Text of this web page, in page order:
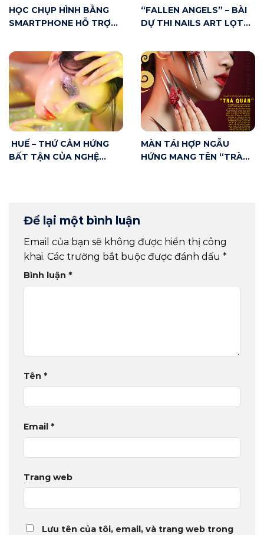
HỌC CHỤP HÌNH BẰNG
SMARTPHONE HỖ TRỢ
THẾ NÀO?
“FALLEN ANGELS” – BÀI
DỰ THI NAILS ART LỌT
BEAUTY AWARDS 2020
HUẾ – THỨ CẢM HỨNG
BẤT TẬN CỦA NGHỆ
MÀN TÁI HỢP NGẪU
HỨNG MANG TÊN “TRÀ
Để lại một bình luận
Email của bạn sẽ không được hiển thị công
khai. Các trường bắt buộc được đánh dấu *
Bình luận *
Tên *
Email *
Trang web
Lưu tên của tôi, email, và trang web trong